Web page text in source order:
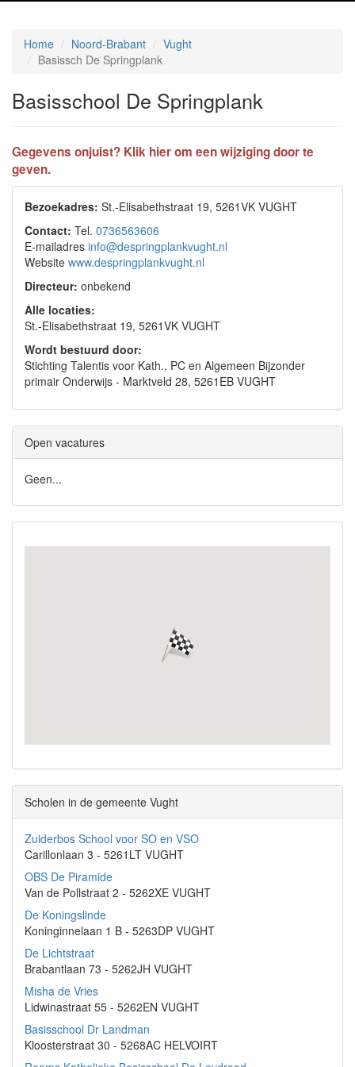
Home Noord-Brabant
Vught
Basissch De Springplank
Basisschool De Springplank
Gegevens onjuist? Klik hier om een wijziging door te
geven.
Bezoekadres: St.-Elisabethstraat 19, 5261VK VUGHT
Contact: Tel. 0736563606
E-mailadres info@despringplankvught.nl
Website www.despringplankvught.nl
Directeur: onbekend
Alle locaties:
St.-Elisabethstraat 19, 5261VK VUGHT
Wordt bestuurd door:
Stichting Talentis voor Kath., PC en Algemeen Bijzonder
primair Onderwijs - Marktveld 28, 5261EB VUGHT
Open vacatures
Geen...
Scholen in de gemeente Vught
Zuiderbos School voor SO en VSO
Carillonlaan 3 - 5261LT VUGHT
OBS De Piramide
Van de Pollstraat 2 - 5262XE VUGHT
De Koningslinde
Koninginnelaan 1 B - 5263DP VUGHT
De Lichtstraat
Brabantlaan 73 - 5262JH VUGHT
Misha de Vries
Lidwinastraat 55 - 5262EN VUGHT
Basisschool Dr Landman
Kloosterstraat 30 - 5268AC HELVOIRT